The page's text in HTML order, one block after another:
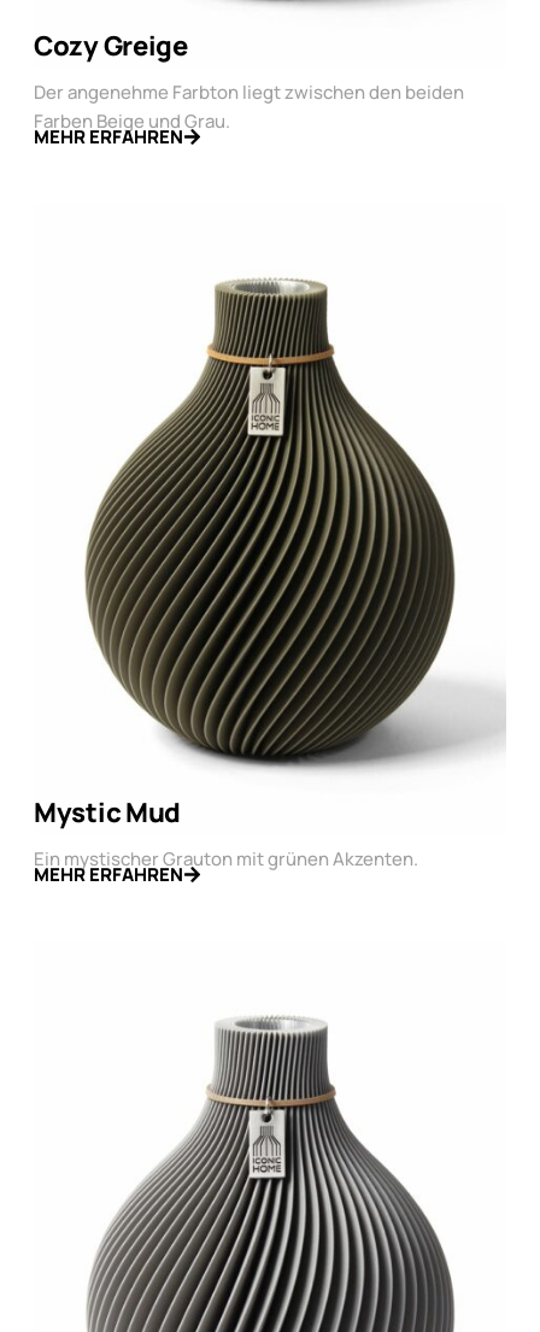
Cozy Greige
Der angenehme Farbton liegt zwischen den beiden
Farben Beige und Grau.
MEHR ERFAHREN
Mystic Mud
Ein mystischer Grauton mit grünen Akzenten.
MEHR ERFAHREN